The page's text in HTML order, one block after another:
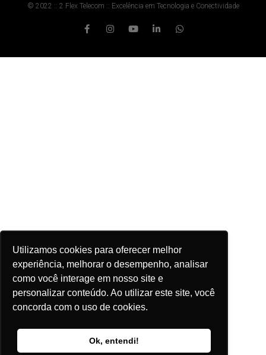
Utilizamos cookies para oferecer melhor
experiência, melhorar o desempenho, analisar
como você interage em nosso site e
personalizar conteúdo. Ao utilizar este site, você
concorda com o uso de cookies.
Ok, entendi!
© 2022 :: 2 Flex Telecom :: Excelência em Tecnologia e Conectividade